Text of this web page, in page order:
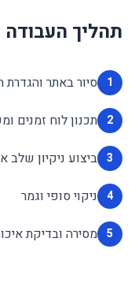
תהליך העבודה
1 סיור באתר והגדרת
2 תכנון לוח זמנים
3 ביצוע ניקיון
4 ניקוי סופי וגמר
5 מסירה ובדיקת